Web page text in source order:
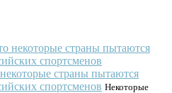
страны пытаются
спортсменов Некоторые